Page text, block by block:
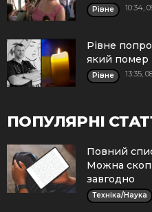
Рівне 10:34,
Рівне
який помер
Рівне 13:35,
ПОПУЛЯРНІ
Повний
Можна
завгодно
Техніка/Наука